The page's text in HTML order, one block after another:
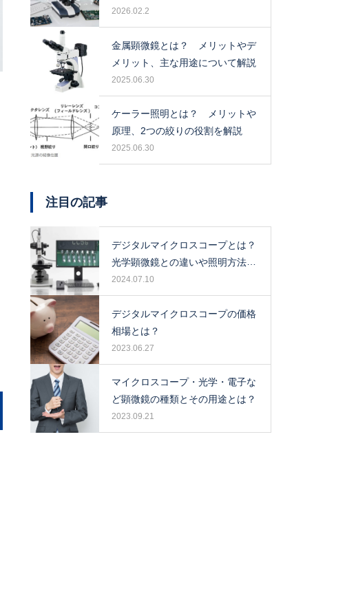
保管場所も解説！
2026.02.2
金属顕微鏡とは？ メリットやデ
メリット、主な用途について解説
2025.06.30
ケーラー照明とは？ メリットや
原理、2つの絞りの役割を解説
2025.06.30
注目の記事
デジタルマイクロスコープとは？
光学顕微鏡との違いや照明方法に
ついて解説！
2024.07.10
デジタルマイクロスコープの価格
相場とは？
2023.06.27
マイクロスコープ・光学・電子な
ど顕微鏡の種類とその用途とは？
2023.09.21